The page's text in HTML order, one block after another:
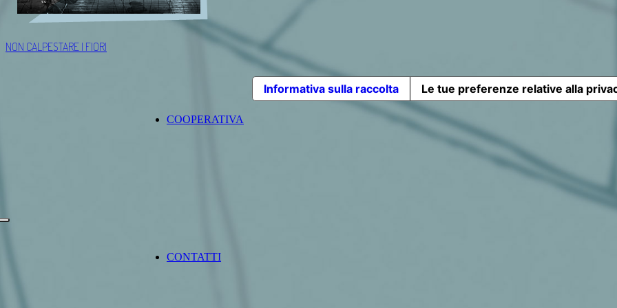
COOPERATIVA
CONTATTI
NON CALPESTARE I FIORI
Informativa sulla raccolta Le tue preferenze relative alla